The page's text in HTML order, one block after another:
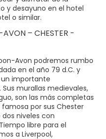
y desayuno en el hotel
o similar.
– CHESTER -
Avon podremos rumbo
en el año 79 d.C. y
un importante
murallas medievales,
son las más completas
famosa por sus Chester
niveles con
libre para el
a Liverpool,